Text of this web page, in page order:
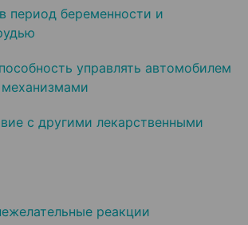
период беременности и
управлять автомобилем
с другими лекарственными
реакции